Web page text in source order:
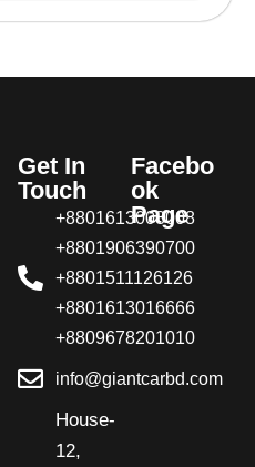
Get In
Touch
+8801613008008
+8801906390700
+8801511126126
+8801613016666
+8809678201010
info@giantcarbd.com
House-
12,
Facebo
ok
Page